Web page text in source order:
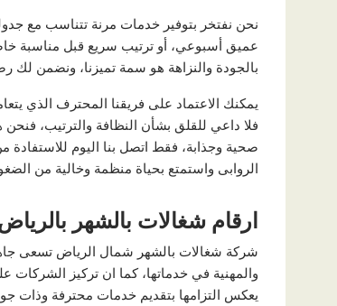
نحن نفتخر بتوفير خدمات مرنة تتناسب مع
عميق أسبوعي، أو ترتيب سريع قبل مناسبة
بالجودة والنزاهة هو سمة تميزنا، ونضمن لك
يمكنك الاعتماد على فريقنا المحترف الذي
فلا داعي للقلق بشأن النظافة والترتيب،
صحية وجذابة، فقط اتصل بنا اليوم
الروابى واستمتع بحياة منظمة وخالية من
ارقام شغالات بالشهر
شركة شغالات بالشهر شمال الرياض تسعى
والمهنية في خدماتها، كما ان تركيز الشركات
يعكس التزامها بتقديم خدمات محترفة وذات